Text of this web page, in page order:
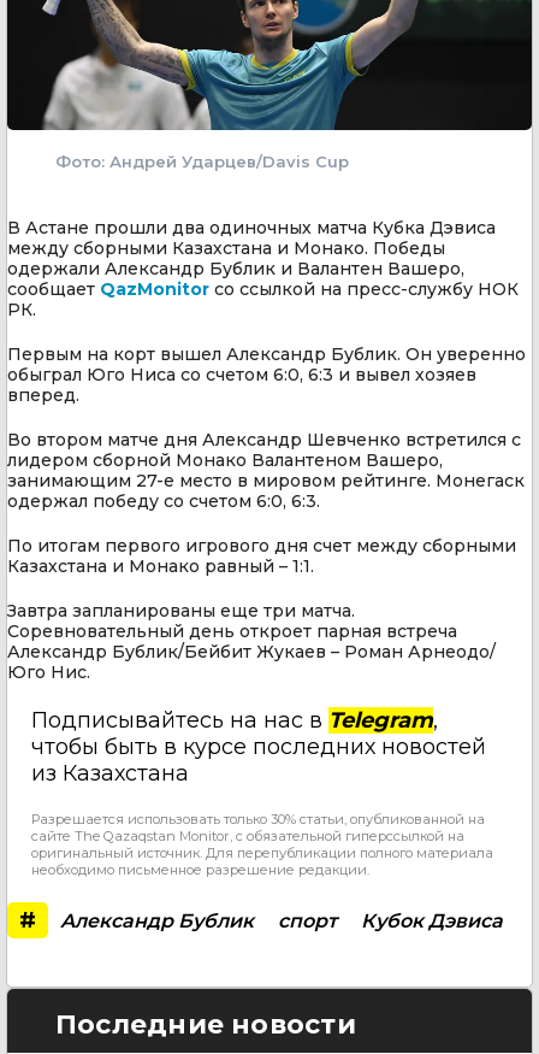
Фото: Андрей Ударцев/Davis Cup
В Астане прошли два одиночных матча Кубка Дэвиса
между сборными Казахстана и Монако. Победы
одержали Александр Бублик и Валантен Вашеро,
сообщает QazMonitor со ссылкой на пресс-службу НОК
РК.
Первым на корт вышел Александр Бублик. Он уверенно
обыграл Юго Ниса со счетом 6:0, 6:3 и вывел хозяев
вперед.
Во втором матче дня Александр Шевченко встретился с
лидером сборной Монако Валантеном Вашеро,
занимающим 27-е место в мировом рейтинге. Монегаск
одержал победу со счетом 6:0, 6:3.
По итогам первого игрового дня счет между сборными
Казахстана и Монако равный – 1:1.
Завтра запланированы еще три матча.
Соревновательный день откроет парная встреча
Александр Бублик/Бейбит Жукаев – Роман Арнеодо/
Юго Нис.
Подписывайтесь на нас в Telegram,
чтобы быть в курсе последних новостей
из Казахстана
Разрешается использовать только 30% статьи, опубликованной на
сайте The Qazaqstan Monitor, с обязательной гиперссылкой на
оригинальный источник. Для перепубликации полного материала
необходимо письменное разрешение редакции.
# Александр Бублик спорт Кубок Дэвиса
Последние новости